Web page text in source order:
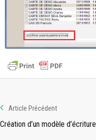
Article Précédent
Création d’un modèle d’écriture